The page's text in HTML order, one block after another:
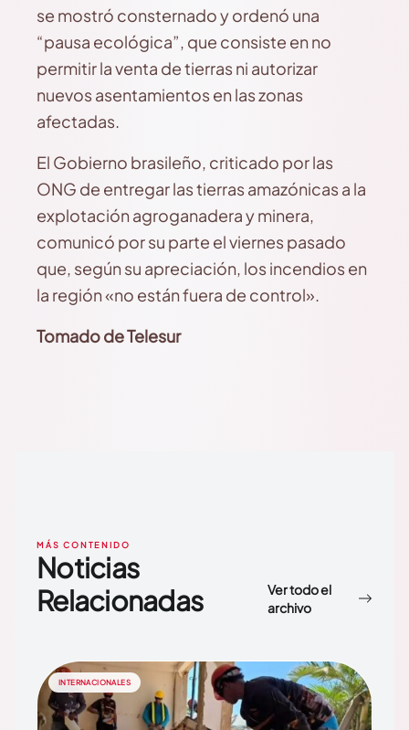
se mostró consternado y ordenó una
“pausa ecológica”, que consiste en no
permitir la venta de tierras ni autorizar
nuevos asentamientos en las zonas
afectadas.
El Gobierno brasileño, criticado por las
ONG de entregar las tierras amazónicas a la
explotación agroganadera y minera,
comunicó por su parte el viernes pasado
que, según su apreciación, los incendios en
la región «no están fuera de control».
Tomado de Telesur
MÁS CONTENIDO
Noticias
Relacionadas
Ver todo el
archivo
INTERNACIONALES